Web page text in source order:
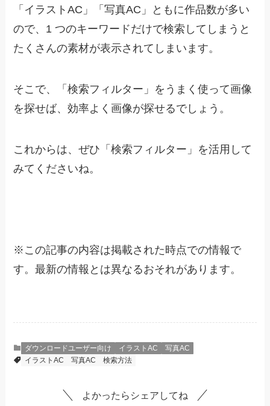
「イラストAC」「写真AC」ともに作品数が多い
ので、1 つのキーワードだけで検索してしまうと
たくさんの素材が表示されてしまいます。
そこで、「検索フィルター」をうまく使って画像
を探せば、効率よく画像が探せるでしょう。
これからは、ぜひ「検索フィルター」を活用して
みてくださいね。
※ この記事の内容は掲載された時点での情報で
す。最新の情報とは異なるおそれがあります。
ダウンロードユーザー向け イラストAC
写真AC
イラストAC
写真AC 検索方法
よかったらシェアしてね